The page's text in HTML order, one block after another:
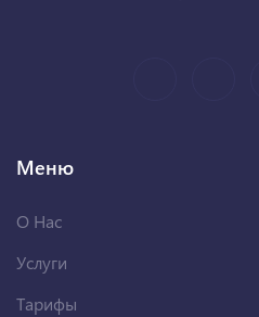
Меню
О Нас
Услуги
Тарифы